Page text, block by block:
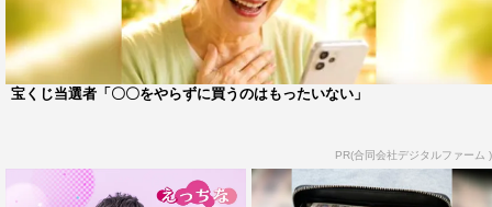
る姿を見て、すてきな作品になるなと感じました」と2人
の真摯な役作りに太鼓判。
さらに、撮影現場を訪れたという原作者の鳩屋タマは「本
のしぐさ、あの言葉、あの抱擁がリアルで見られるなん
て、まだ信じられません」と実写化のクオリティーを絶
宝くじ当選者「〇〇をやらずに買うのはもったいない」
PR(合同会社デジタルファーム )